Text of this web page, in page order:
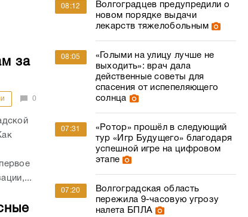
за
0
08:12
Волгоградцев предупредили о
новом порядке выдачи
лекарств тяжелобольным
08:05
«Голыми на улицу лучше не
выходить»: врач дала
действенные советы для
спасения от испепеляющего
солнца
07:31
«Ротор» прошёл в следующий
тур «Игр Будущего» благодаря
успешной игре на цифровом
этапе
07:20
Волгоградская область
пережила 9-часовую угрозу
налета БПЛА